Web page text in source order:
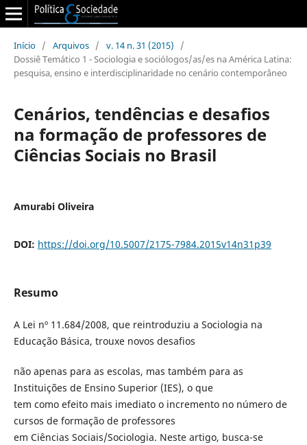
Início / Arquivos / v. 14 n. 31 (2015)
/
Dossiê Temático 1 - Sociologia e sociólogos/as/es na América Latina:
pesquisa, ensino e interdisciplinaridade no cenário contemporâneo
Cenários, tendências e desafios
na formação de professores de
Ciências Sociais no Brasil
Amurabi Oliveira
DOI: https://doi.org/10.5007/2175-7984.2015v14n31p39
Resumo
A Lei nº 11.684/2008, que reintroduziu a Sociologia na
Educação Básica, trouxe novos desafios
não apenas para as escolas, mas também para as
Instituições de Ensino Superior (IES), o que
tem como efeito mais imediato o incremento no número de
cursos de formação de professores
em Ciências Sociais/Sociologia. Neste artigo, busca-se